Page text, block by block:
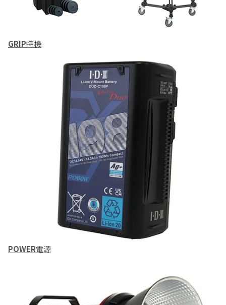
GRIP特機
POWER電源